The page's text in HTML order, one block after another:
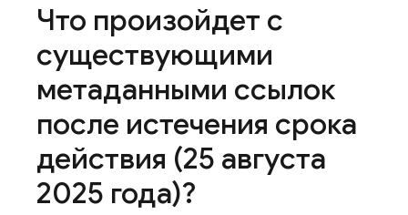
Что произойдет с
существующими
метаданными ссылок
после истечения срока
действия (25 августа
2025 года)?